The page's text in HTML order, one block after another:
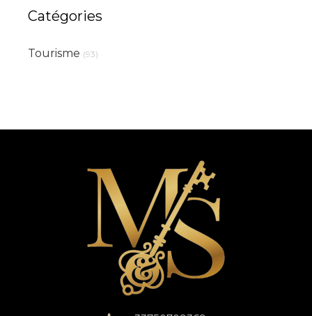
Catégories
Tourisme (93)